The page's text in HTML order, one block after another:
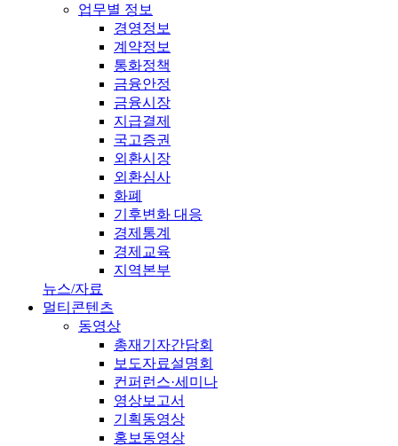
업무별 정보
경영정보
계약정보
통화정책
금융안정
금융시장
지급결제
국고증권
외환시장
외환심사
화폐
기후변화 대응
경제통계
경제교육
지역본부
뉴스/자료
멀티콘텐츠
동영상
총재기자간담회
보도자료설명회
컨퍼런스·세미나
영상보고서
기획동영상
홍보동영상